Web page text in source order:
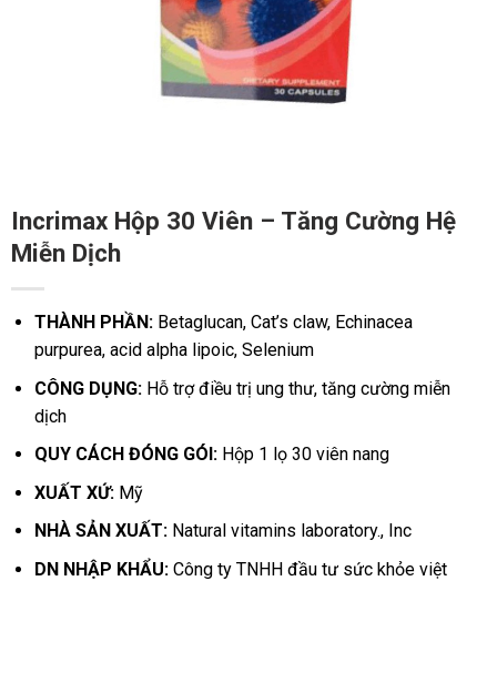
Incrimax Hộp 30 Viên – Tăng Cường Hệ
Miễn Dịch
THÀNH PHẦN:Betaglucan, Cat’s claw, Echinacea
purpurea, acid alpha lipoic, Selenium
CÔNG DỤNG:Hỗ trợ điều trị ung thư, tăng cường miễn
dịch
QUY CÁCH ĐÓNG GÓI:Hộp 1 lọ 30 viên nang
XUẤT XỨ:Mỹ
NHÀ SẢN XUẤT:Natural vitamins laboratory., Inc
DN NHẬP KHẨU:Công ty TNHH đầu tư sức khỏe việt